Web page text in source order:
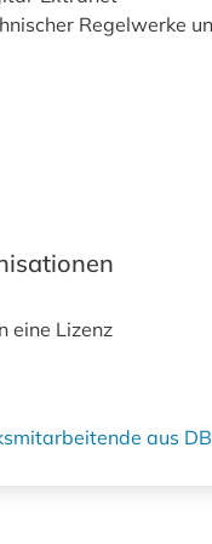
Regelwerke
eine Lizenz
aus